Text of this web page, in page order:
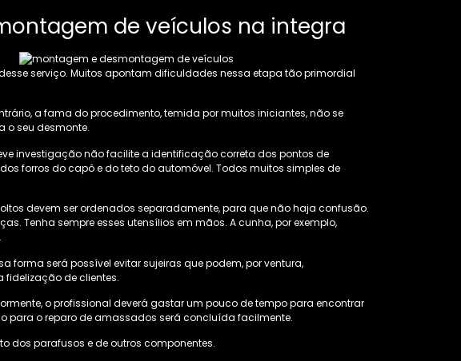
de veículos na integra
serviço. Muitos apontam dificuldades nessa etapa tão primordial
a fama do procedimento, temida por muitos iniciantes, não se
o seu desmonte.
investigação não facilite a identificação correta dos pontos de
forros do capô e do teto do automóvel. Todos muitos simples de
devem ser ordenados separadamente, para que não haja confusão.
Tenha sempre esses utensílios em mãos. A cunha, por exemplo,
forma será possível evitar sujeiras que podem, por ventura,
fidelização de clientes.
o profissional deverá gastar um pouco de tempo para encontrar
para o reparo de amassados será concluída facilmente.
dos parafusos e de outros componentes.